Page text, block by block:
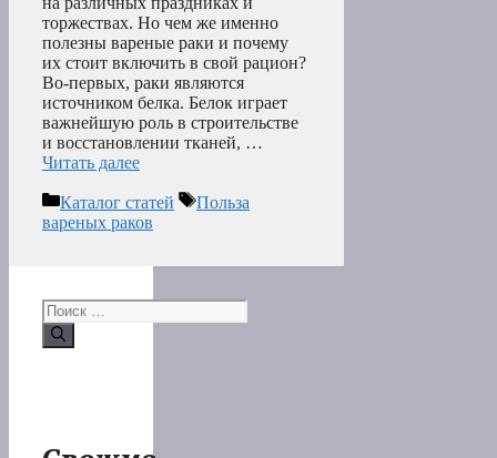
торжествах. Но чем же именно
полезны вареные раки и почему
их стоит включить в свой рацион?
Во-первых, раки являются
источником белка. Белок играет
важнейшую роль в строительстве
и восстановлении тканей, …
Читать далее
Рубрики
Каталог статей Метки
Польза
вареных раков
Поиск: